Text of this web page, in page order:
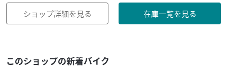
ショップ詳細を見る 在庫一覧を見る
このショップの新着バイク